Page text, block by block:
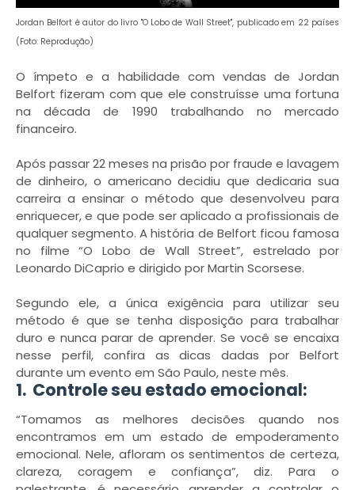
Jordan Belfort é autor do livro "O Lobo de Wall Street", publicado em 22 países
(Foto: Reprodução)
O ímpeto e a habilidade com vendas de Jordan
Belfort fizeram com que ele construísse uma fortuna
na década de 1990 trabalhando no mercado
financeiro.
Após passar 22 meses na prisão por fraude e lavagem
de dinheiro, o americano decidiu que dedicaria sua
carreira a ensinar o método que desenvolveu para
enriquecer, e que pode ser aplicado a profissionais de
qualquer segmento. A história de Belfort ficou famosa
no filme “O Lobo de Wall Street”, estrelado por
Leonardo DiCaprio e dirigido por Martin Scorsese.
Segundo ele, a única exigência para utilizar seu
método é que se tenha disposição para trabalhar
duro e nunca parar de aprender. Se você se encaixa
nesse perfil, confira as dicas dadas por Belfort
durante um evento em São Paulo, neste mês.
1. Controle seu estado emocional:
“Tomamos as melhores decisões quando nos
encontramos em um estado de empoderamento
emocional. Nele, afloram os sentimentos de certeza,
clareza, coragem e confiança”, diz. Para o